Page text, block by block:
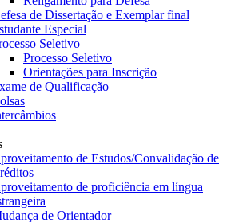
de Dissertação e Exemplar final
Especial
Seletivo
Processo Seletivo
Orientações para Inscrição
de Qualificação
de Estudos/Convalidação de
de proficiência em língua
de Orientador